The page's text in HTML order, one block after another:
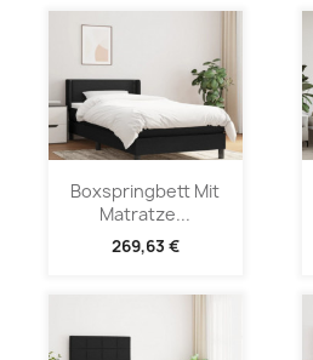
Boxspringbett Mit
Matratze...
269,63 €